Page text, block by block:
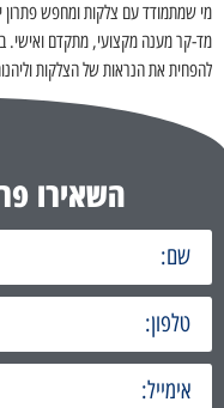
מי שמתמודד עם צלקות ומחפש פתרון
מד-קר מענה מקצועי, מתקדם ואישי.
להפחית את הנראות של הצלקות
השאירו